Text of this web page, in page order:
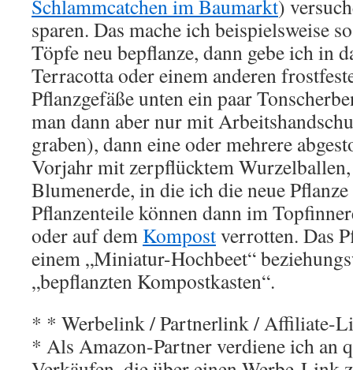
Schlammcatchen im Baumarkt)
sparen. Das mache ich beispielsweise
Töpfe neu bepflanze, dann gebe ich in
Terracotta oder einem anderen
Pflanzgefäßeunten ein paar
man dann aber nur mit
graben), dann eine oder mehrere
Vorjahr mit zerpflücktem
Blumenerde, in die ich die neue
Pflanzenteile können dann im
oder auf dem Kompostverrotten. Das
einem „Miniatur-Hochbeet“
„bepflanzten Kompostkasten“.
* * Werbelink / Partnerlink / Affiliate-
* Als Amazon-Partner verdiene ich an